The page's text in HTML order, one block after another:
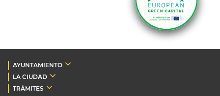
AYUNTAMIENTO
LA CIUDAD
TRÁMITES